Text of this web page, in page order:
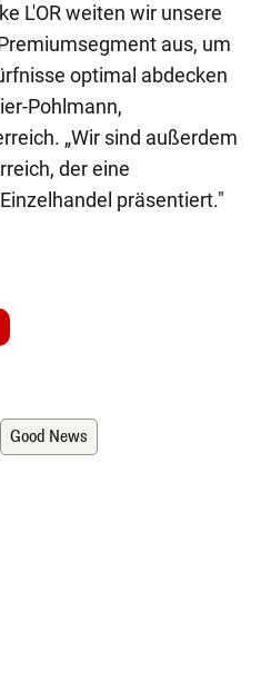
L'OR weiten wir unsere
aus, um
optimal abdecken
Pohlmann,
„Wir sind außerdem
der eine
präsentiert."
Good News